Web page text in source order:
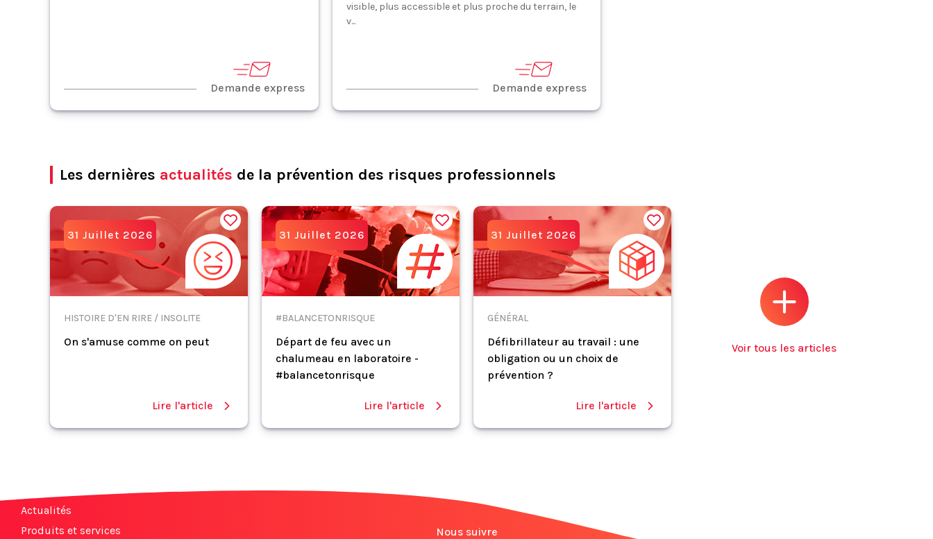
Demande express
visible, plus accessible et plus proche du terrain, le
v...
Demande express
Les dernières actualités de la prévention des risques professionnels
31 Juillet 2026
HISTOIRE D'EN RIRE / INSOLITE
On s'amuse comme on peut
Lire l'article
31 Juillet 2026
#BALANCETONRISQUE
Départ de feu avec un
chalumeau en laboratoire -
#balancetonrisque
Lire l'article
31 Juillet 2026
GÉNÉRAL
Défibrillateur au travail : une
obligation ou un choix de
prévention ?
Lire l'article
Voir tous les articles
Actualités
Produits et services
Nous suivre